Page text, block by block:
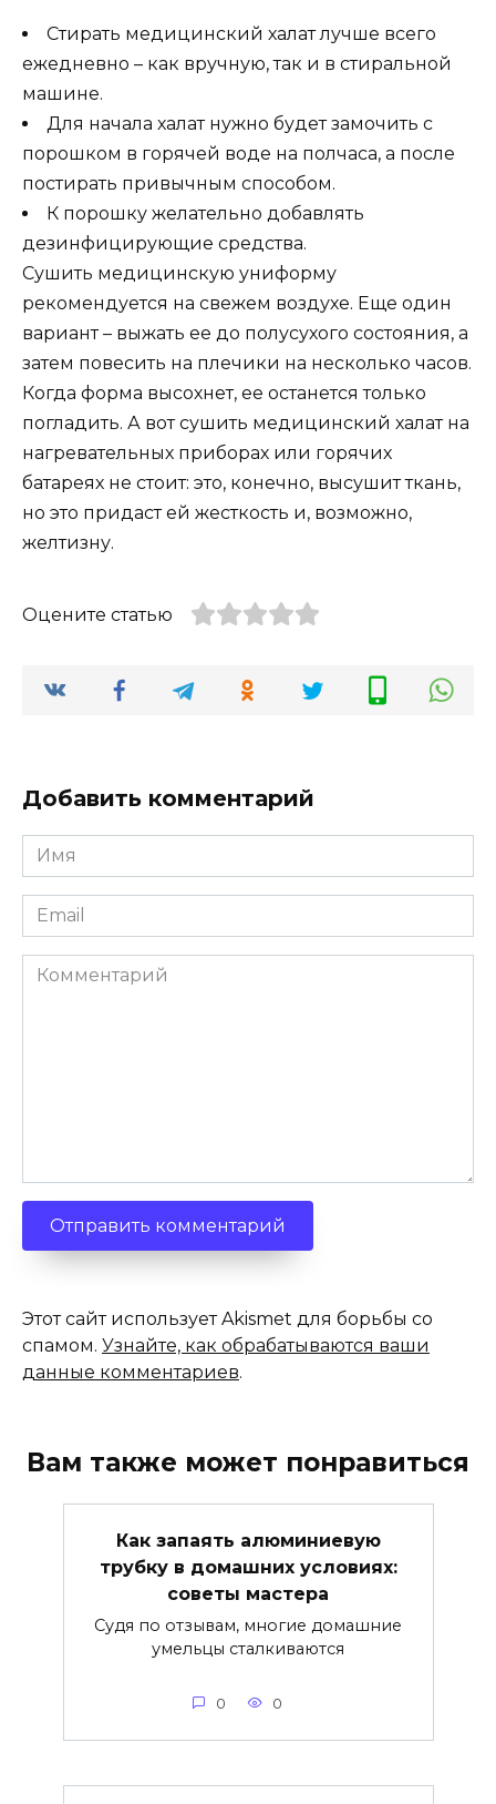
Стирать медицинский халат лучше всего
ежедневно – как вручную, так и в стиральной
машине.
Для начала халат нужно будет замочить с
порошком в горячей воде на полчаса, а после
постирать привычным способом.
К порошку желательно добавлять
дезинфицирующие средства.
Сушить медицинскую униформу
рекомендуется на свежем воздухе. Еще один
вариант – выжать ее до полусухого состояния, а
затем повесить на плечики на несколько часов.
Когда форма высохнет, ее останется только
погладить. А вот сушить медицинский халат на
нагревательных приборах или горячих
батареях не стоит: это, конечно, высушит ткань,
но это придаст ей жесткость и, возможно,
желтизну.
Оцените статью
Добавить комментарий
Имя
*
Email
*
Комментарий
Этот сайт использует Akismet для борьбы со
спамом. Узнайте, как обрабатываются ваши
данные комментариев.
Вам также может понравиться
Как запаять алюминиевую
трубку в домашних условиях:
советы мастера
Судя по отзывам, многие домашние
умельцы сталкиваются
0 0